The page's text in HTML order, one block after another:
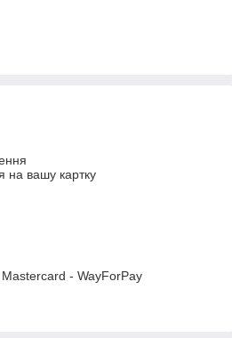
на вашу картку
- WayForPay